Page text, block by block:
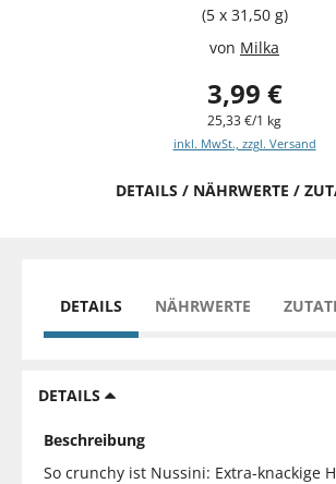
(5 x 31,50 g)
von Milka
3,99 €
25,33 €/1 kg
inkl. MwSt., zzgl. Versand
DETAILS / NÄHRWERTE /
DETAILS NÄHRWERTE
DETAILS
Beschreibung
So crunchy ist Nussini: Extra-knackige